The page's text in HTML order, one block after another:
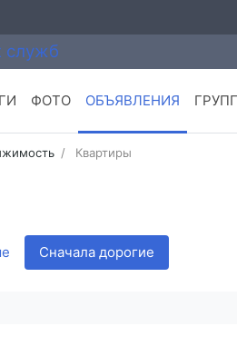
ФОТО ОБЪЯВЛЕНИЯ
Квартиры
Сначала дорогие